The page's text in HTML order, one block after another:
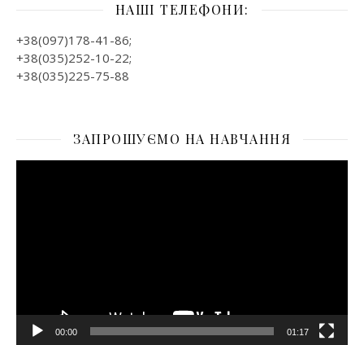
НАШІ ТЕЛЕФОНИ:
+38(097)178-41-86;
+38(035)252-10-22;
+38(035)225-75-88
ЗАПРОШУЄМО НА НАВЧАННЯ
00:00 01:17